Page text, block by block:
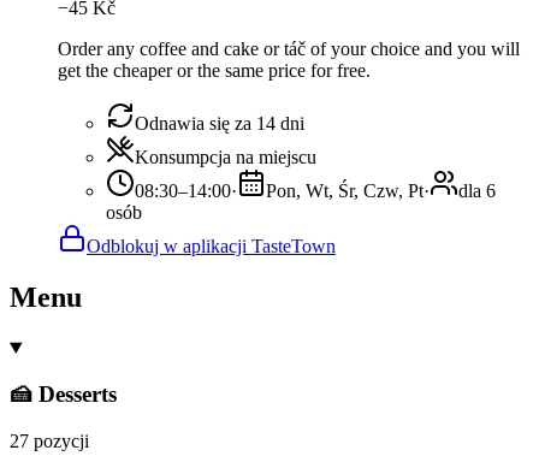
−45 Kč
Order any coffee and cake or táč of your choice and you will
get the cheaper or the same price for free.
Odnawia się za 14 dni
Konsumpcja na miejscu
08:30–14:00· Pon, Wt, Śr, Czw, Pt·
dla 6
osób
Odblokuj w aplikacji TasteTown
Menu
🍰 Desserts
27 pozycji